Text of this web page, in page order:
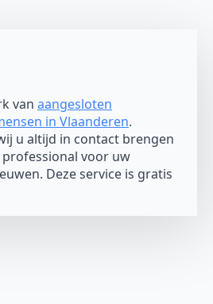
van aangesloten
in Vlaanderen.
u altijd in contact brengen
voor uw
Deze service is gratis